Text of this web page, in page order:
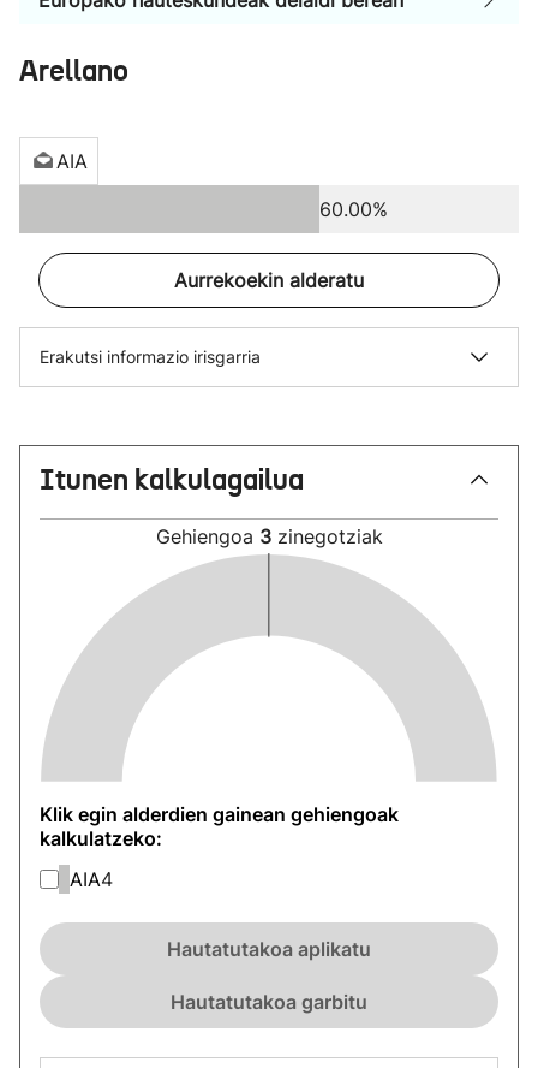
Arellano
AIA
60.00%
Aurrekoekin alderatu
Erakutsi informazio irisgarria
Itunen kalkulagailua
Gehiengoa 3 zinegotziak
Klik egin alderdien gainean gehiengoak
kalkulatzeko:
AIA4
Hautatutakoa aplikatu
Hautatutakoa garbitu